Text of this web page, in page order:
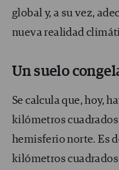
global y, a su vez,
nueva realidad
Un suelo
Se calcula que, hoy,
kilómetros cuadrados
hemisferio norte. Es
kilómetros cuadrados